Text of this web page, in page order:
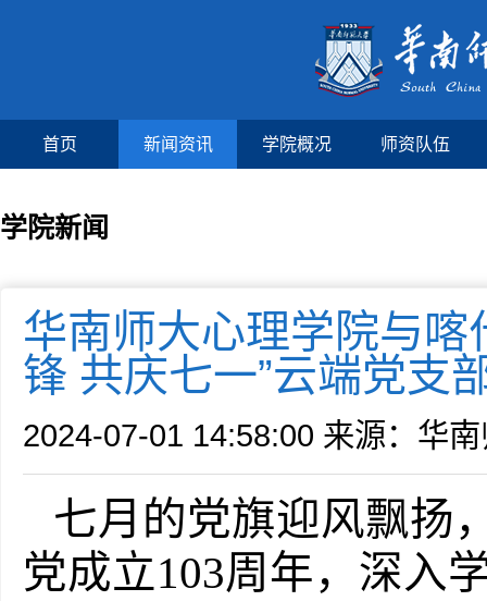
首页 新闻资讯 学院概况 师资队伍
学院新闻
华南师大心理学院与喀
锋 共庆七一”云端党支
2024-07-01 14:58:00 来源：华
七月的党旗迎风飘扬
党成立103周年，深入